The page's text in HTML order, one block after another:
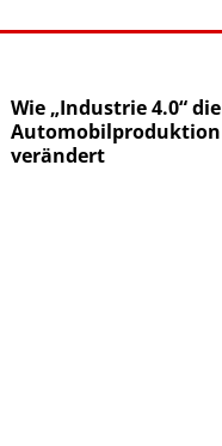
Wie „Industrie 4.0“ die
Automobilproduktion
verändert